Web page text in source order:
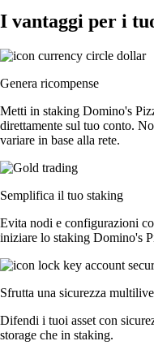
I vantaggi per i
Genera ricompense
Metti in staking Domino's
direttamente sul tuo conto.
variare in base alla rete.
Semplifica il tuo staking
Evita nodi e configurazioni
iniziare lo staking Domino's
Sfrutta una sicurezza
Difendi i tuoi asset con
storage che in staking.